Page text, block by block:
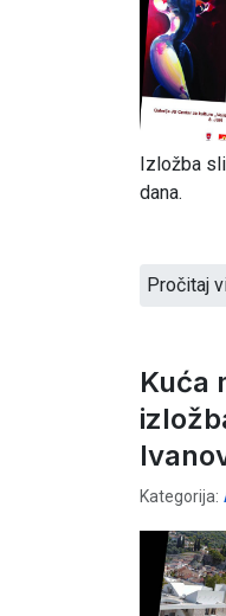
Izložba
dana.
Pročitaj
Kuća
Kategorija: